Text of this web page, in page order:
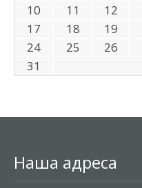
10
11 12
17
18 19
24
25 26
31
Наша адреса